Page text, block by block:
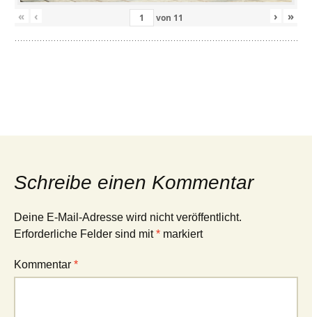
« ‹ von 11 › »
Schreibe einen Kommentar
Deine E-Mail-Adresse wird nicht veröffentlicht.
Erforderliche Felder sind mit* markiert
Kommentar *